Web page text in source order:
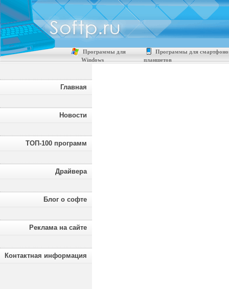
Программы для
Windows
Программы для
планшетов
Главная
Новости
ТОП-100 программ
Драйвера
Блог о софте
Реклама на сайте
Контактная информация